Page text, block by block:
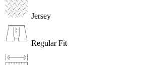
Jersey
Regular Fit